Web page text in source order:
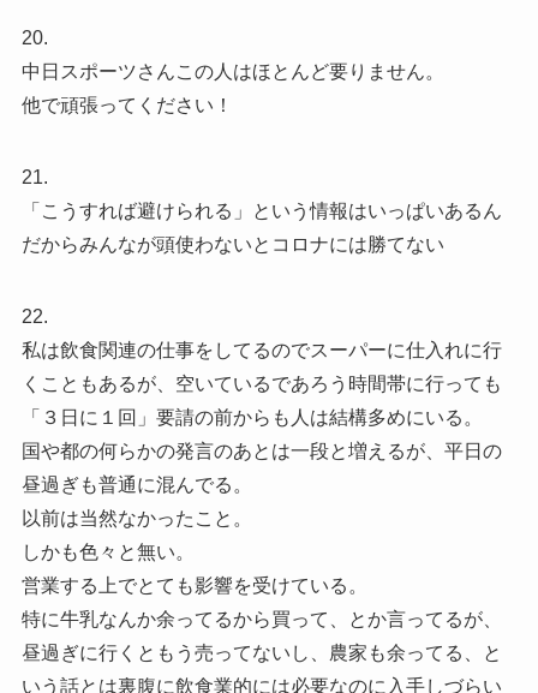
20.
中日スポーツさんこの人はほとんど要りません。
他で頑張ってください！
21.
「こうすれば避けられる」という情報はいっぱいあるん
だからみんなが頭使わないとコロナには勝てない
22.
私は飲食関連の仕事をしてるのでスーパーに仕入れに行
くこともあるが、空いているであろう時間帯に行っても
「３日に１回」要請の前からも人は結構多めにいる。
国や都の何らかの発言のあとは一段と増えるが、平日の
昼過ぎも普通に混んでる。
以前は当然なかったこと。
しかも色々と無い。
営業する上でとても影響を受けている。
特に牛乳なんか余ってるから買って、とか言ってるが、
昼過ぎに行くともう売ってないし、農家も余ってる、と
いう話とは裏腹に飲食業的には必要なのに入手しづらい